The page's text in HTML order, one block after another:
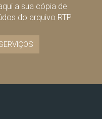
a sua cópia de
do arquivo RTP